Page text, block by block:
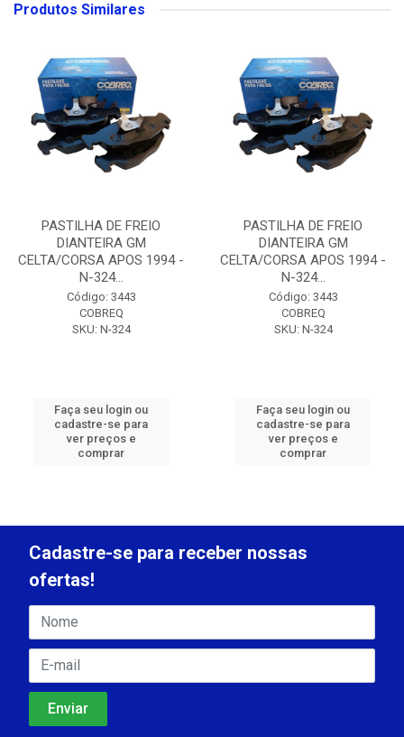
Produtos Similares
PASTILHA DE FREIO
DIANTEIRA GM
CELTA/CORSA APOS 1994 -
N-324...
Código: 3443
COBREQ
SKU: N-324
Faça seu login ou
cadastre-se para
ver preços e
comprar
PASTILHA DE FREIO
DIANTEIRA GM
CELTA/CORSA APOS 1994 -
N-324...
Código: 3443
COBREQ
SKU: N-324
Faça seu login ou
cadastre-se para
ver preços e
comprar
Cadastre-se para receber nossas
ofertas!